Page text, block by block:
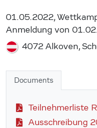
01.05.2022,
Anmeldung von
4072 Alkoven,
Documents
Teilnehmerliste
Ausschreibung